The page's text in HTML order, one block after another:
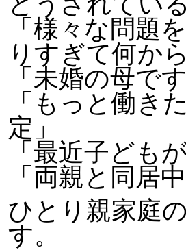
「様々な問題
りすぎて何か
「未婚の母で
「もっと働き
定」
「最近子ども
「両親と同居
ひとり親家庭
す。